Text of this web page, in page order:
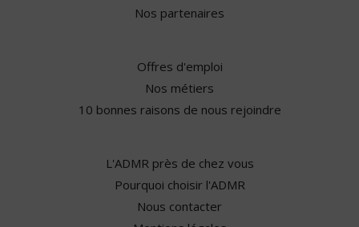
Nos partenaires
Offres d'emploi
Nos métiers
10 bonnes raisons de nous rejoindre
L'ADMR près de chez vous
Pourquoi choisir l'ADMR
Nous contacter